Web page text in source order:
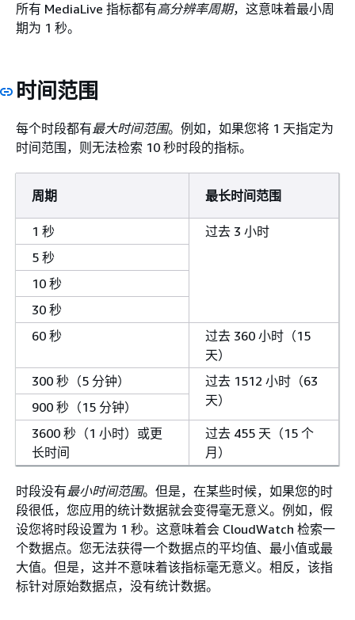
所有 MediaLive 指标都有高分辨率周期，这意味着最小周
期为 1 秒。
时间范围
每个时段都有最大时间范围。例如，如果您将 1 天指定为
时间范围，则无法检索 10 秒时段的指标。
周期 最长时间范围
1 秒
过去 3 小时
5 秒
10 秒
30 秒
60 秒
过去 360 小时（15
天）
300 秒（5 分钟）
过去 1512 小时（63
天）
900 秒（15 分钟）
3600 秒（1 小时）或更
长时间
过去 455 天（15 个
月）
时段没有最小时间范围。但是，在某些时候，如果您的时
段很低，您应用的统计数据就会变得毫无意义。例如，假
设您将时段设置为 1 秒。这意味着会 CloudWatch 检索一
个数据点。您无法获得一个数据点的平均值、最小值或最
大值。但是，这并不意味着该指标毫无意义。相反，该指
标针对原始数据点，没有统计数据。